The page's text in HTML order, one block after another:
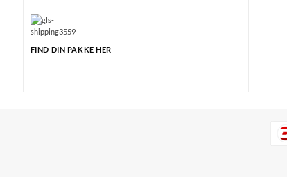
FIND DIN PAKKE HER